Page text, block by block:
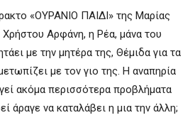
«ΟΥΡΑΝΙΟ ΠΑΙΔΙ» της Μαρίας
Χρήστου Αρφάνη, η Ρέα, μάνα του
με την μητέρα της, Θέμιδα για τα
με τον γιο της. Η αναπηρία
ακόμα περισσότερα προβλήματα
άραγε να καταλάβει η μια την άλλη;